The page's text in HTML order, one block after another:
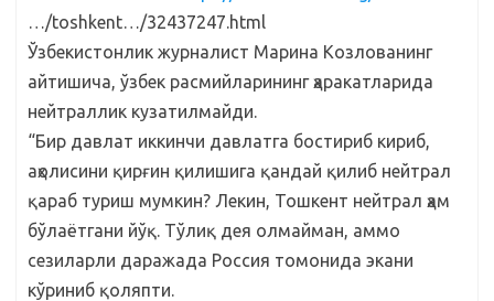
…/toshkent…/32437247.html
Ўзбекистонлик журналист Марина Козлованинг
айтишича, ўзбек расмийларининг ҳаракатларида
нейтраллик кузатилмайди.
“Бир давлат иккинчи давлатга бостириб кириб,
аҳолисини қирғин қилишига қандай қилиб нейтрал
қараб туриш мумкин? Лекин, Тошкент нейтрал ҳам
бўлаётгани йўқ. Тўлиқ дея олмайман, аммо
сезиларли даражада Россия томонида экани
кўриниб қоляпти.